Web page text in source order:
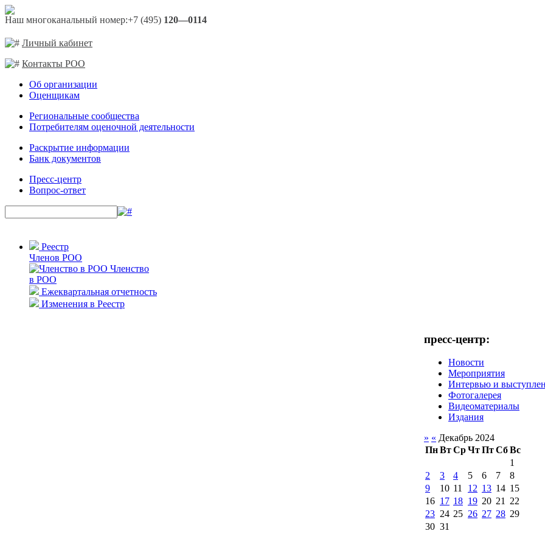
Наш многоканальный номер:+7 (495) 120—0114
Личный кабинет
Контакты РОО
Об организации
Оценщикам
Региональные сообщества
Потребителям оценочной деятельности
Раскрытие информации
Банк документов
Пресс-центр
Вопрос-ответ
Реестр
Членов РОО
Членство
в РОО
Ежеквартальная отчетность
Изменения в Реестр
пресс-центр:
Новости
Мероприятия
Интервью и
Фотогалерея
Видеоматериалы
Издания
» « Декабрь 2024
ПнВтСрЧтПтСбВс
1
2
3 4 5 6 7
8
9
10 11 12 13 14 15
16 17 18 19 20 21 22
23 24 25 26 27 28 29
30 31